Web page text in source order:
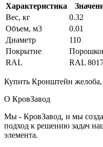
Характеристика
Вес, кг
0.32
Объем, м3
0.01
Диаметр
110
Покрытие
RAL
RAL
Купить Кронштейн
О КровЗавод
Мы - КровЗавод, и мы
подход к решению задач
элемента.